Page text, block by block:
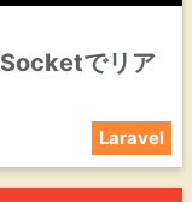
でリア
Laravel